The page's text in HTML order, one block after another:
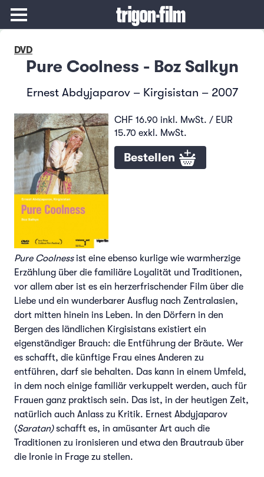
DVD
Pure Coolness - Boz Salkyn
Ernest Abdyjaparov – Kirgisistan – 2007
CHF 16.90 inkl. MwSt. / EUR
15.70 exkl. MwSt.
Bestellen
Pure Coolnessist eine ebenso kurlige wie warmherzige
Erzählung über die familiäre Loyalität und Traditionen,
vor allem aber ist es ein herzerfrischender Film über die
Liebe und ein wunderbarer Ausflug nach Zentralasien,
dort mitten hinein ins Leben. In den Dörfern in den
Bergen des ländlichen Kirgisistans existiert ein
eigenständiger Brauch: die Entführung der Bräute. Wer
es schafft, die künftige Frau eines Anderen zu
entführen, darf sie behalten. Das kann in einem Umfeld,
in dem noch einige familiär verkuppelt werden, auch für
Frauen ganz praktisch sein. Das ist, in der heutigen Zeit,
natürlich auch Anlass zu Kritik. Ernest Abdyjaparov
(Saratan)schafft es, in amüsanter Art auch die
Traditionen zu ironisieren und etwa den Brautraub über
die Ironie in Frage zu stellen.